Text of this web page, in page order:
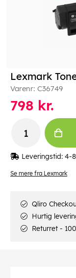
Se mere fra Lexmark
Lexmark
Varenr: C36749
798 kr.
Leveringstid: 4-
Qliro
Hurtig
Returret -